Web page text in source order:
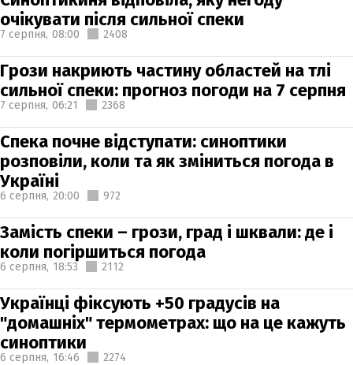
очікувати після сильної спеки
7 серпня, 08:00 2408
Грози накриють частину областей на тлі
сильної спеки: прогноз погоди на 7 серпня
7 серпня, 06:21 2368
Спека почне відступати: синоптики
розповіли, коли та як зміниться погода в
Україні
6 серпня, 20:00 972
Замість спеки – грози, град і шквали: де і
коли погіршиться погода
6 серпня, 18:53 2112
Українці фіксують +50 градусів на
"домашніх" термометрах: що на це кажуть
синоптики
6 серпня, 16:46 2274